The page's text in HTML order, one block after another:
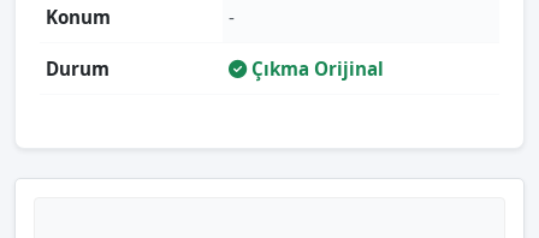
Konum -
Durum Çıkma Orijinal